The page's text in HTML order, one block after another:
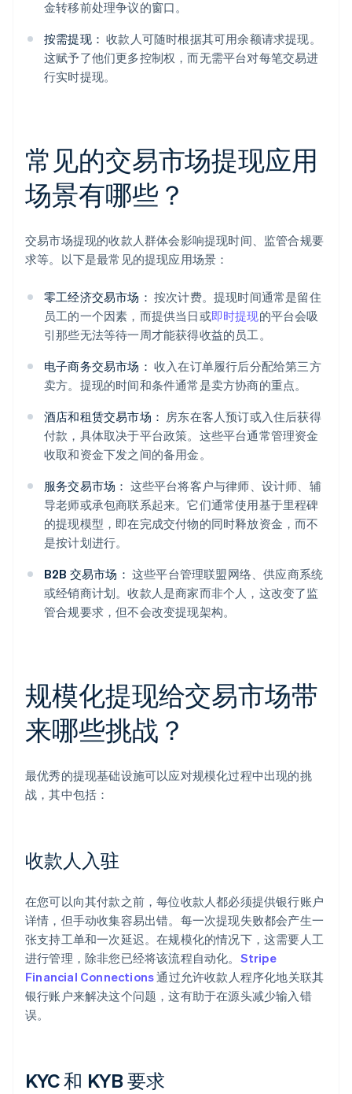
金转移前处理争议的窗口。
按需提现： 收款人可随时根据其可用余额请求提现。
这赋予了他们更多控制权，而无需平台对每笔交易进
行实时提现。
常见的交易市场提现应用
场景有哪些？
交易市场提现的收款人群体会影响提现时间、监管合规要
求等。以下是最常见的提现应用场景：
零工经济交易市场： 按次计费。提现时间通常是留住
员工的一个因素，而提供当日或即时提现的平台会吸
引那些无法等待一周才能获得收益的员工。
电子商务交易市场： 收入在订单履行后分配给第三方
卖方。提现的时间和条件通常是卖方协商的重点。
酒店和租赁交易市场： 房东在客人预订或入住后获得
付款，具体取决于平台政策。这些平台通常管理资金
收取和资金下发之间的备用金。
服务交易市场： 这些平台将客户与律师、设计师、辅
导老师或承包商联系起来。它们通常使用基于里程碑
的提现模型，即在完成交付物的同时释放资金，而不
是按计划进行。
B2B 交易市场： 这些平台管理联盟网络、供应商系统
或经销商计划。收款人是商家而非个人，这改变了监
管合规要求，但不会改变提现架构。
规模化提现给交易市场带
来哪些挑战？
最优秀的提现基础设施可以应对规模化过程中出现的挑
战，其中包括：
收款人入驻
在您可以向其付款之前，每位收款人都必须提供银行账户
详情，但手动收集容易出错。每一次提现失败都会产生一
张支持工单和一次延迟。在规模化的情况下，这需要人工
进行管理，除非您已经将该流程自动化。 Stripe
Financial Connections通过允许收款人程序化地关联其
银行账户来解决这个问题，这有助于在源头减少输入错
误。
KYC 和 KYB 要求